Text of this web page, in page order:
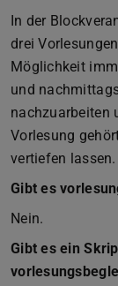
In der
drei
Möglichkeit
und
nachzuarbeiten
Vorlesung
vertiefen lassen.
Gibt es
Nein.
Gibt es ein